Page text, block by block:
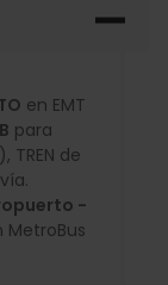
en EMT
para
de
-